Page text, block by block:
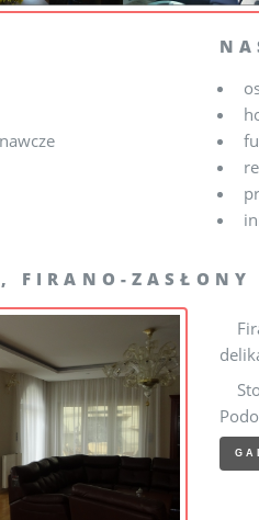
FIRANO-ZASŁONY